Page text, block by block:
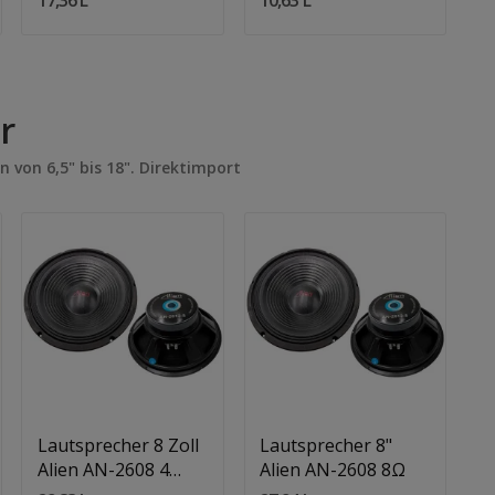
von 6,5" bis 18". Direktimport
Quantity:
In Den Warenkorb
Lautsprecher 8 Zoll
Alien AN-2608 4
Quantity:
In Den Warenkorb
Lautsprecher 8"
Alien AN-2608 8Ω